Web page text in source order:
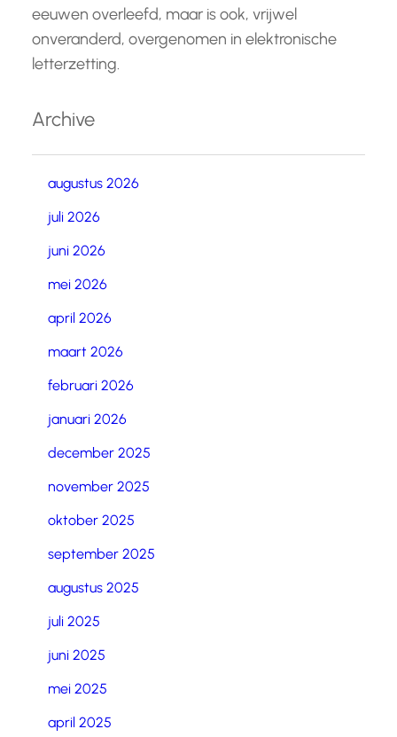
eeuwen overleefd, maar is ook, vrijwel
onveranderd, overgenomen in elektronische
letterzetting.
Archive
augustus 2026
juli 2026
juni 2026
mei 2026
april 2026
maart 2026
februari 2026
januari 2026
december 2025
november 2025
oktober 2025
september 2025
augustus 2025
juli 2025
juni 2025
mei 2025
april 2025